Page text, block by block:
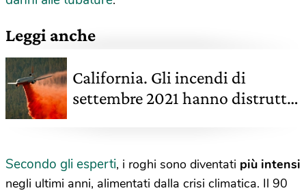
Leggi anche
California. Gli incendi di
settembre 2021 hanno distrutto
Secondo gli esperti, i roghi sono diventati più intensi
negli ultimi anni, alimentati dalla crisi climatica. Il 90